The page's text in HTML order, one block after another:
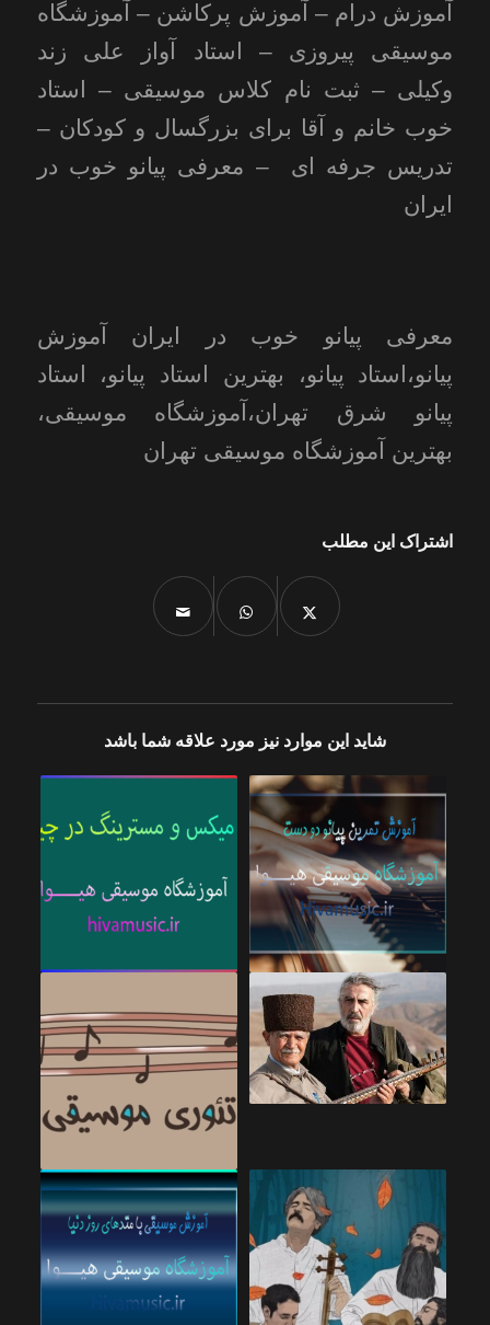
آموزش درام – آموزش پرکاشن – آموزشگاه
موسیقی پیروزی – استاد آواز علی زند
وکیلی – ثبت نام کلاس موسیقی – استاد
خوب خانم و آقا برای بزرگسال و کودکان –
تدریس جرفه ای – معرفی پیانو خوب در
ایران
معرفی پیانو خوب در ایران آموزش
پیانو،استاد پیانو، بهترین استاد پیانو، استاد
پیانو شرق تهران،آموزشگاه موسیقی،
بهترین آموزشگاه موسیقی تهران
اشتراک این مطلب
شاید این موارد نیز مورد علاقه شما باشد